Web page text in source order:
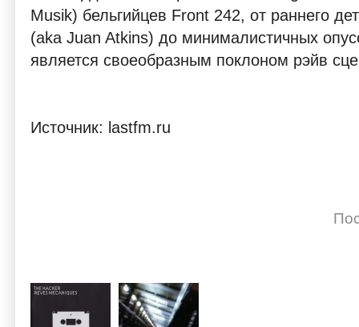
Musik) бельгийцев Front 242, от раннего
(aka Juan Atkins) до минималистичных
является своеобразным поклоном рэйв
Источник: lastfm.ru